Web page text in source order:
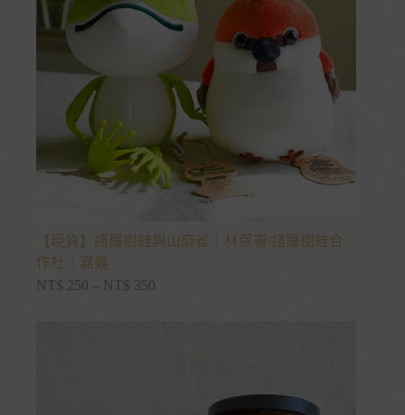
【現貨】諸羅樹蛙與山麻雀｜林保署/諸羅樹蛙合
作社｜嘉義
NT$ 250 – NT$ 350